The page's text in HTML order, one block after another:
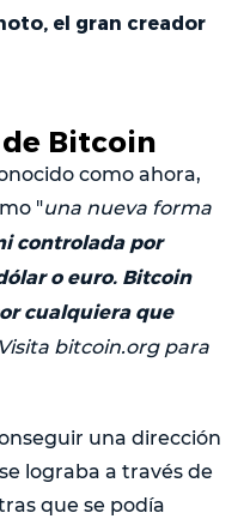
el gran creador
Bitcoin
como ahora,
"una nueva forma
controlada por
o euro. Bitcoin
cualquiera que
Visita bitcoin.org para
una dirección
lograba a través de
que se podía